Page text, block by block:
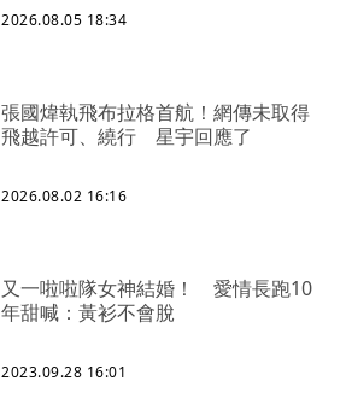
2026.08.05 18:34
張國煒執飛布拉格首航！網傳未取得
飛越許可、繞行 星宇回應了
2026.08.02 16:16
又一啦啦隊女神結婚！ 愛情長跑10
年甜喊：黃衫不會脫
2023.09.28 16:01